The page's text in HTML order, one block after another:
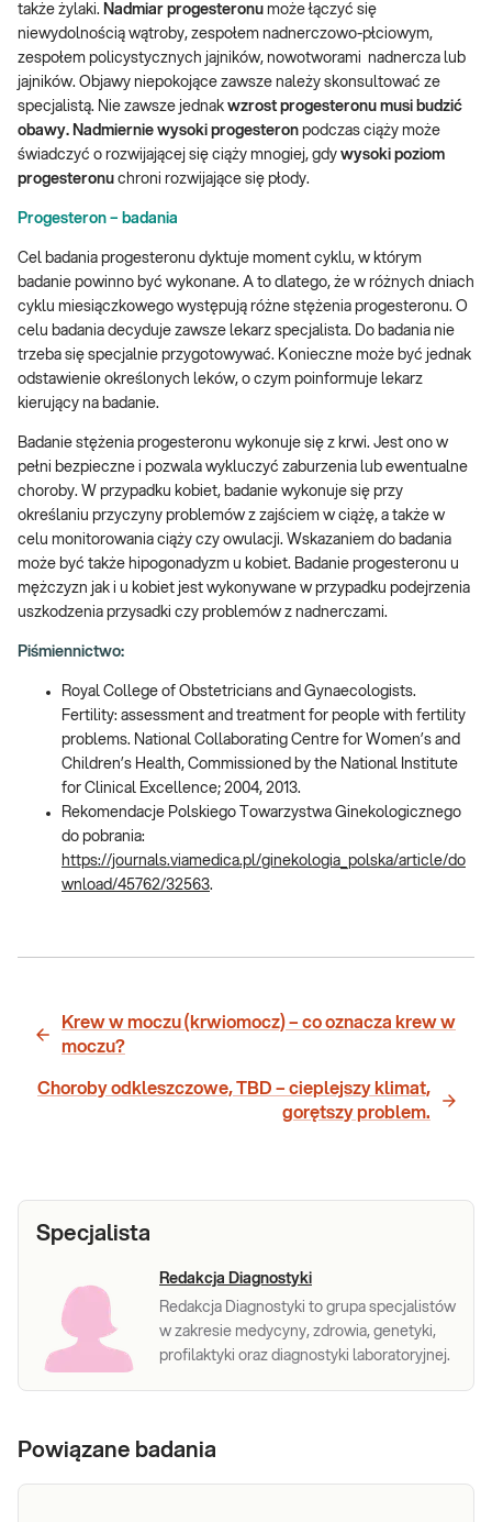
także żylaki. Nadmiar progesteronu może łączyć się
niewydolnością wątroby, zespołem nadnerczowo-płciowym,
zespołem policystycznych jajników, nowotworami nadnercza lub
jajników. Objawy niepokojące zawsze należy skonsultować ze
specjalistą. Nie zawsze jednak wzrost progesteronu musi budzić
obawy. Nadmiernie wysoki progesteron podczas ciąży może
świadczyć o rozwijającej się ciąży mnogiej, gdy wysoki poziom
progesteronu chroni rozwijające się płody.
Progesteron – badania
Cel badania progesteronu dyktuje moment cyklu, w którym
badanie powinno być wykonane. A to dlatego, że w różnych dniach
cyklu miesiączkowego występują różne stężenia progesteronu. O
celu badania decyduje zawsze lekarz specjalista. Do badania nie
trzeba się specjalnie przygotowywać. Konieczne może być jednak
odstawienie określonych leków, o czym poinformuje lekarz
kierujący na badanie.
Badanie stężenia progesteronu wykonuje się z krwi. Jest ono w
pełni bezpieczne i pozwala wykluczyć zaburzenia lub ewentualne
choroby. W przypadku kobiet, badanie wykonuje się przy
określaniu przyczyny problemów z zajściem w ciążę, a także w
celu monitorowania ciąży czy owulacji. Wskazaniem do badania
może być także hipogonadyzm u kobiet. Badanie progesteronu u
mężczyzn jak i u kobiet jest wykonywane w przypadku podejrzenia
uszkodzenia przysadki czy problemów z nadnerczami.
Piśmiennictwo:
Royal College of Obstetricians and Gynaecologists.
Fertility: assessment and treatment for people with fertility
problems. National Collaborating Centre for Women’s and
Children’s Health, Commissioned by the National Institute
for Clinical Excellence; 2004, 2013.
Rekomendacje Polskiego Towarzystwa Ginekologicznego
do pobrania:
https://journals.viamedica.pl/ginekologia_polska/article/do
wnload/45762/32563.
Krew w moczu (krwiomocz) – co oznacza krew w
moczu?
Choroby odkleszczowe, TBD – cieplejszy klimat,
gorętszy problem.
Specjalista
Redakcja Diagnostyki
Redakcja Diagnostyki to grupa specjalistów
w zakresie medycyny, zdrowia, genetyki,
profilaktyki oraz diagnostyki laboratoryjnej.
Powiązane badania